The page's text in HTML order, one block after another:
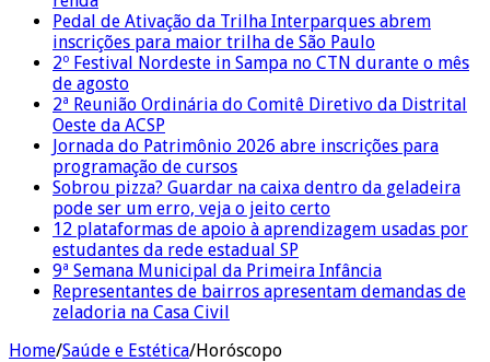
Pedal de Ativação da Trilha Interparques abrem
inscrições para maior trilha de São Paulo
2º Festival Nordeste in Sampa no CTN durante o mês
de agosto
2ª Reunião Ordinária do Comitê Diretivo da Distrital
Oeste da ACSP
Jornada do Patrimônio 2026 abre inscrições para
programação de cursos
Sobrou pizza? Guardar na caixa dentro da geladeira
pode ser um erro, veja o jeito certo
12 plataformas de apoio à aprendizagem usadas por
estudantes da rede estadual SP
9ª Semana Municipal da Primeira Infância
Representantes de bairros apresentam demandas de
zeladoria na Casa Civil
Home/Saúde e Estética/Horóscopo